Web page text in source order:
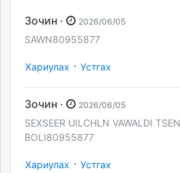
Зочин · 2026/06/05
SAWN80955877
Хариулах · Устгах
Зочин · 2026/06/05
SEXSEER UILCHLN VAWALDI
BOLI80955877
Хариулах · Устгах